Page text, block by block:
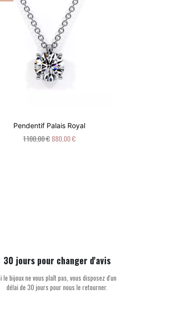
Pendentif Palais Royal
1 100,00 € 880,00 €
30 jours pour changer d'avis
le bijoux ne vous plaît pas, vous disposez d'un
délai de 30 jours pour nous le retourner.